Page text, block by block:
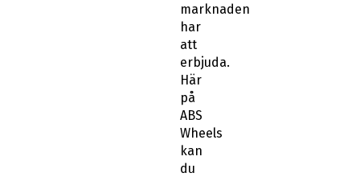
marknaden
har
att
erbjuda.
Här
på
ABS
Wheels
kan
du